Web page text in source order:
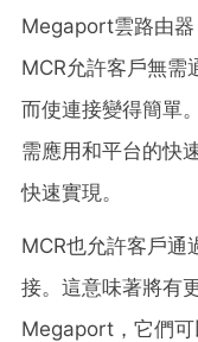
Megaport雲路由器
MCR允許客戶無需
而使連接變得簡單
需應用和平台的快
快速實現。
MCR也允許客戶通
接。這意味著將有
Megaport，它們可